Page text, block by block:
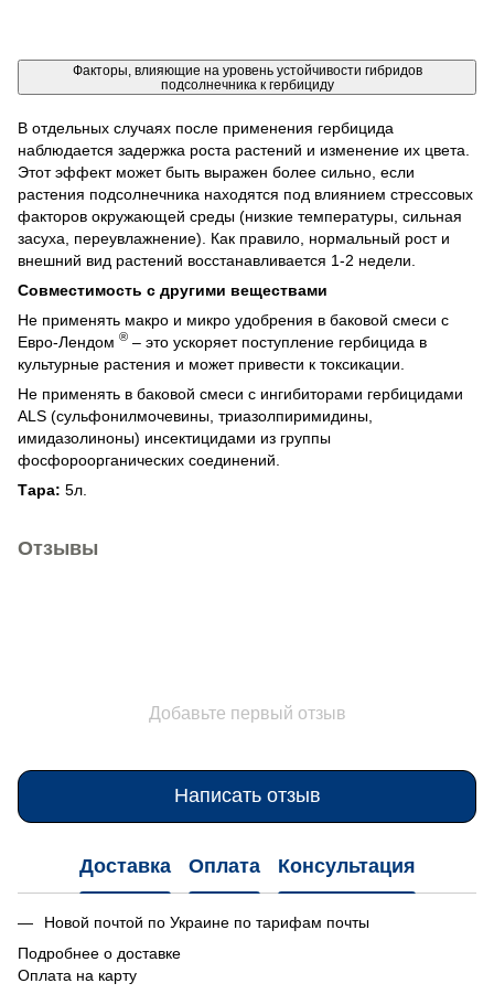
Факторы, влияющие на уровень устойчивости гибридов
подсолнечника к гербициду
В отдельных случаях после применения гербицида
наблюдается задержка роста растений и изменение их цвета.
Этот эффект может быть выражен более сильно, если
растения подсолнечника находятся под влиянием стрессовых
факторов окружающей среды (низкие температуры, сильная
засуха, переувлажнение). Как правило, нормальный рост и
внешний вид растений восстанавливается 1-2 недели.
Совместимость с другими веществами
Не применять макро и микро удобрения в баковой смеси с
Евро-Лендом ® – это ускоряет поступление гербицида в
культурные растения и может привести к токсикации.
Не применять в баковой смеси с ингибиторами гербицидами
ALS (сульфонилмочевины, триазолпиримидины,
имидазолиноны) инсектицидами из группы
фосфороорганических соединений.
Тара: 5л.
Отзывы
Добавьте первый отзыв
Написать отзыв
Доставка Оплата Консультация
Новой почтой по Украине по тарифам почты
Подробнее о доставке
Оплата на карту